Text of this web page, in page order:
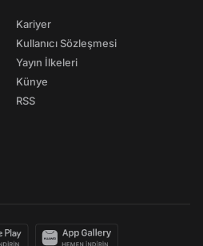
Kariyer
Kullanıcı Sözleşmesi
Yayın İlkeleri
Künye
RSS